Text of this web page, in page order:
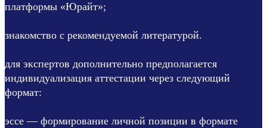
платформы «Юрайт»;
знакомство с рекомендуемой литературой.
для экспертов дополнительно предполагается
индивидуализация аттестации через следующий
формат:
эссе — формирование личной позиции в формате